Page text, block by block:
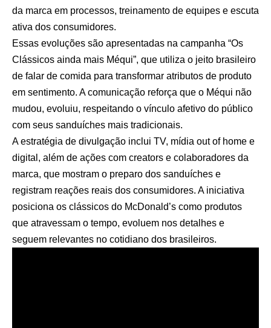
da marca em processos, treinamento de equipes e escuta
ativa dos consumidores.
Essas evoluções são apresentadas na campanha “Os
Clássicos ainda mais Méqui”, que utiliza o jeito brasileiro
de falar de comida para transformar atributos de produto
em sentimento. A comunicação reforça que o Méqui não
mudou, evoluiu, respeitando o vínculo afetivo do público
com seus sanduíches mais tradicionais.
A estratégia de divulgação inclui TV, mídia out of home e
digital, além de ações com creators e colaboradores da
marca, que mostram o preparo dos sanduíches e
registram reações reais dos consumidores. A iniciativa
posiciona os clássicos do McDonald’s como produtos
que atravessam o tempo, evoluem nos detalhes e
seguem relevantes no cotidiano dos brasileiros.